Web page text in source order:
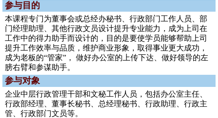
参与目的
本课程专门为董事会或总经办秘书、行政部门工作人员、部
门经理助理、其他行政文员设计提升专业能力，成为上司在
工作中的得力助手而设计的，目的是要使学员能够帮助上司
提升工作效率与品质，维护商业形象，取得事业更大成功，
成为老板的“管家”， 做好办公室的上传下达、做好领导的左
膀右臂和参谋助手。
参与对象
企业中层行政管理干部和文秘工作人员，包括办公室主任、
行政部经理、董事长秘书、总经理秘书、行政助理、行政主
管、行政部门文员等。